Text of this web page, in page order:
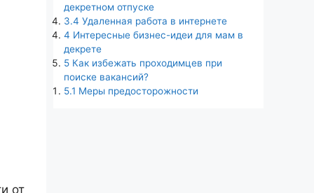
от
декретном отпуске
3.4 Удаленная работа в интернете
4 Интересные бизнес-идеи для мам в
декрете
5 Как избежать проходимцев при
поиске вакансий?
5.1 Меры предосторожности